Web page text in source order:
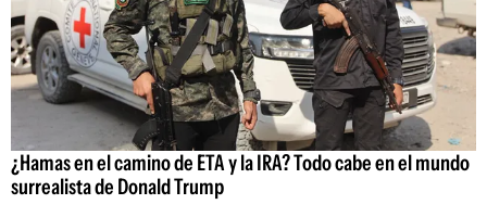
¿Hamas en el camino de ETA y la IRA? Todo cabe en el mundo
surrealista de Donald Trump